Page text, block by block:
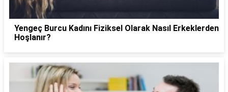
Yengeç Burcu Kadını Fiziksel Olarak Nasıl Erkeklerden
Hoşlanır?